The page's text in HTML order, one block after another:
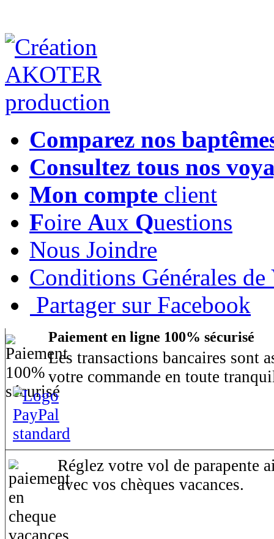
Comparez nos
Consultez tous nos
Mon compte client
Foire Aux Questions
Nous Joindre
Conditions Générales de
Partager sur Facebook
Paiement en ligne 100% sécurisé
Les transactions bancaires sont
votre commande en toute
Réglez votre vol de parapente
avec vos chèques vacances.